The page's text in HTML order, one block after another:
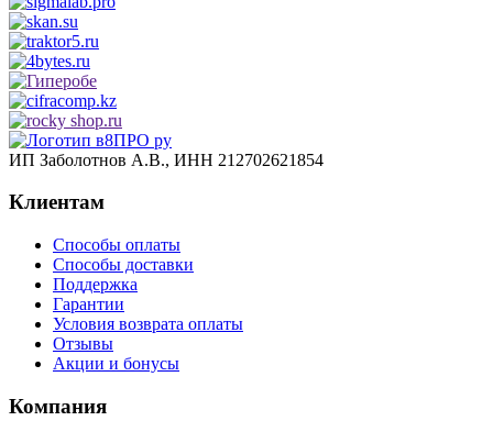
ИП Заболотнов А.В., ИНН 212702621854
Клиентам
Способы оплаты
Способы доставки
Поддержка
Гарантии
Условия возврата оплаты
Отзывы
Акции и бонусы
Компания